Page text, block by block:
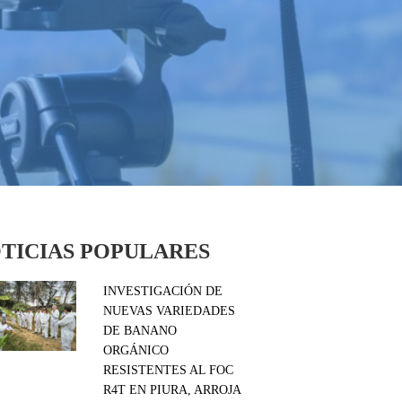
POPULARES
INVESTIGACIÓN DE
NUEVAS VARIEDADES
DE BANANO
ORGÁNICO
RESISTENTES AL FOC
R4T EN PIURA, ARROJA